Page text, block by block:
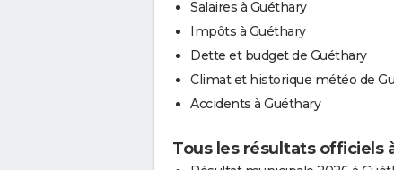
Salaires à Guéthary
Impôts à Guéthary
Dette et budget de Guéthary
Climat et historique météo de
Accidents à Guéthary
Tous les résultats officiels